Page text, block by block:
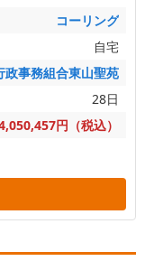
コーリング
自宅
政事務組合東山聖苑
28日
円（税込）